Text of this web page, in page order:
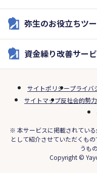
弥生のお役立ちツ
資金繰り改善サー
サイトポリシープライバ
サイトマップ反社会的勢
※ 本サービスに掲載されてい
として紹介させていただくも
うも
Copyright ©